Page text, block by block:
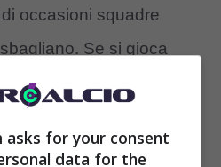
occasioni squadre
Se si gioca
sei a zero
asks for your consent
data for the